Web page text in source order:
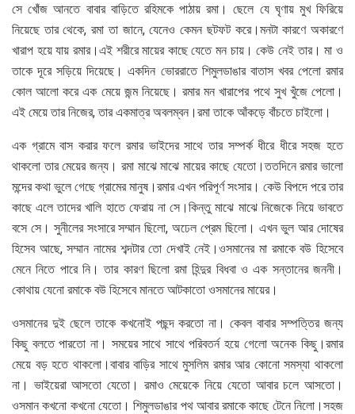
সে খোঁজ আনতে বাবার বাড়িতে রহিমকে পাঠায় রমা। ছেলে যে ঘৃণায় মুখ ফিরিয়ে
নিয়েছে তার থেকে, রমা তা জানে, যেনেও কেমন ছটফট করে।মনটা কারণে অকারণে
খারাপ হয়ে যায় রমার।এই শরীরে মায়ের কাছে যেতে মন চায়। কেউ নেই তার। মা ও
তাকে দূরে সড়িয়ে দিয়েছে। একদিন ভোররাতে শিমুলডাঙার বাতাস খবর পেলো রমার
কোল আলো করে এক মেয়ে জন্ম নিয়েছে। রমার মন খারাপের পথে সুখ খুঁজে পেলো।
এই মেয়ে তার নিজের, তার একমাত্র অবলম্বন।রমা তাকে আঁকড়ে বাঁচতে চাইলো।
এক গ্রামে বাস করার ফলে রমার ভাইদের সাথে তার সম্পর্ক ধীরে ধীরে সহজ হতে
থাকলো তার মেয়ের জন্য। রমা মাঝে মাঝে মায়ের কাছে যেতো।ততদিনে রমার ভালো
মন্দের কথা ভুলে গেছে গ্রামের মানুষ।রমার এখন পরিপূর্ণ সংসার। কেউ বিপদে পরে তার
কাছে এলে তাদের খালি হাতে ফেরায় না সে।কিন্তু মাঝে মাঝে নিজেকে নিয়ে ভাবতে
বসে সে। সুনীলের সংসারে সম্মান ছিলো, অঢেল প্রেম ছিলো। এখন ভুল আর দোষের
হিসেব আছে, সম্মান নামের শব্দটার তো দেখাই নেই।ওসমানের মা রমাকে বউ হিসেবে
মেনে নিতে পারে নি। তার কারণ ছিলো রমা হিন্দুর বিধবা ও এক সন্তানের জননী।
কোথায় যেনো রমাকে বউ হিসেবে মানতে আটকাতো ওসমানের মায়ের।
ওসমানের দুই ছেলে তাকে কখনোই পছন্দ করতো না। কেবল বাবার সম্পত্তির জন্য
কিছু বলতে পারতো না। সময়ের সাথে সাথে পরিবতর্ন হয়ে গেলো অনেক কিছু।রমার
মেয়ে বড় হতে থাকলো।বাবার বাড়ির সাথে মুসলিম রমার আর কোনো সমস্যা থাকলো
না। ভাইয়েরা আসতো যেতো। রমাও মেয়েকে নিয়ে যেতো আবার চলে আসতো।
ওসমান কখনো কখনো যেতো। শিমুলডাঙার পথ আবার রমাকে কাছে টেনে নিলো।সহজ